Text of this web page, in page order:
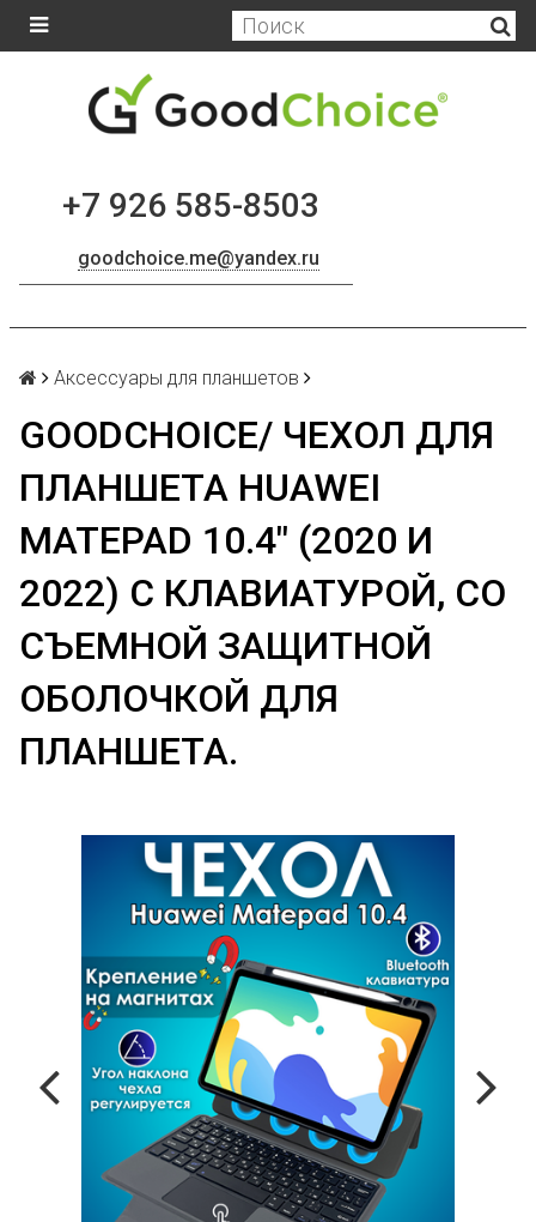
+7 926 585-8503
goodchoice.me@yandex.ru
Аксессуары для планшетов
GOODCHOICE/ ЧЕХОЛ ДЛЯ
ПЛАНШЕТА HUAWEI
MATEPAD 10.4" (2020 И
2022) С КЛАВИАТУРОЙ, СО
СЪЕМНОЙ ЗАЩИТНОЙ
ОБОЛОЧКОЙ ДЛЯ
ПЛАНШЕТА.